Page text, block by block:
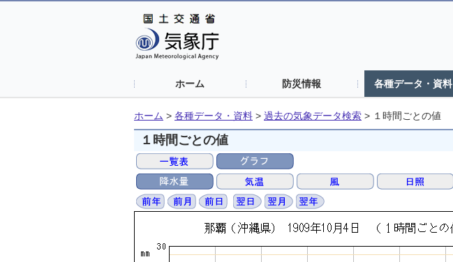
ホーム 防災情報 各種データ・資料
ホーム > 各種データ・資料 > 過去の気象データ検索 > １時間ごとの値
１時間ごとの値